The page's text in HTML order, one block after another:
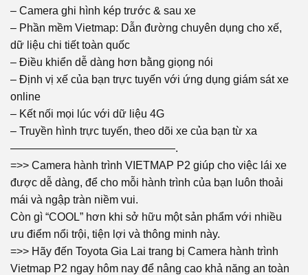
– Camera ghi hình kép trước & sau xe
– Phần mềm Vietmap: Dẫn đường chuyên dụng cho xế,
dữ liệu chi tiết toàn quốc
– Điều khiển dễ dàng hơn bằng giọng nói
– Định vị xế của bạn trực tuyến với ứng dụng giám sát xe
online
– Kết nối mọi lúc với dữ liệu 4G
– Truyền hình trực tuyến, theo dõi xe của bạn từ xa
———————————————.
=>> Camera hành trình VIETMAP P2 giúp cho việc lái xe
được dễ dàng, để cho mỗi hành trình của bạn luôn thoải
mái và ngập tràn niềm vui.
Còn gì “COOL” hơn khi sở hữu một sản phẩm với nhiều
ưu điểm nổi trội, tiện lợi và thông minh này.
=>> Hãy đến Toyota Gia Lai trang bị Camera hành trình
Vietmap P2 ngay hôm nay để nâng cao khả năng an toàn